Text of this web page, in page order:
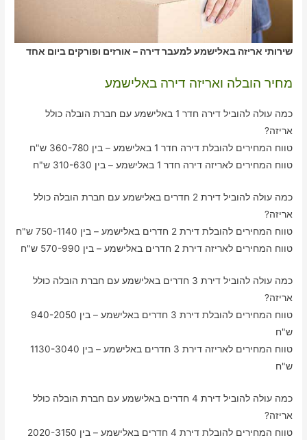
שירותי אריזה באלישמע למעבר דירה – אורזים ופורקים ביום אחד
מחיר הובלה ואריזה דירה באלישמע
כמה עולה להוביל דירה חדר 1 באלישמע עם חברת הובלה כולל
אריזה?
טווח המחירים להובלת דירה חדר 1 באלישמע – בין 360-780 ש"ח
טווח המחירים לאריזה דירה חדר 1 באלישמע – בין 310-630 ש"ח
כמה עולה להוביל דירת 2 חדרים באלישמע עם חברת הובלה כולל
אריזה?
טווח המחירים להובלת דירת 2 חדרים באלישמע – בין 750-1140 ש"ח
טווח המחירים לאריזה דירת 2 חדרים באלישמע – בין 570-990 ש"ח
כמה עולה להוביל דירת 3 חדרים באלישמע עם חברת הובלה כולל
אריזה?
טווח המחירים להובלת דירת 3 חדרים באלישמע – בין 940-2050
ש"ח
טווח המחירים לאריזה דירת 3 חדרים באלישמע – בין 1130-3040
ש"ח
כמה עולה להוביל דירת 4 חדרים באלישמע עם חברת הובלה כולל
אריזה?
טווח המחירים להובלת דירת 4 חדרים באלישמע – בין 2020-3150